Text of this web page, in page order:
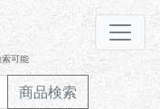
索可能
商品検索